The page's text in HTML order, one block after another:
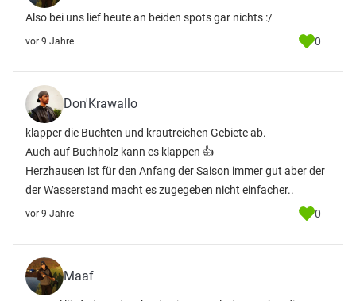
Also bei uns lief heute an beiden spots gar nichts :/
vor 9 Jahre 0
Don'Krawallo
klapper die Buchten und krautreichen Gebiete ab.
Auch auf Buchholz kann es klappen 👍
Herzhausen ist für den Anfang der Saison immer gut aber der
der Wasserstand macht es zugegeben nicht einfacher..
vor 9 Jahre 0
Maaf